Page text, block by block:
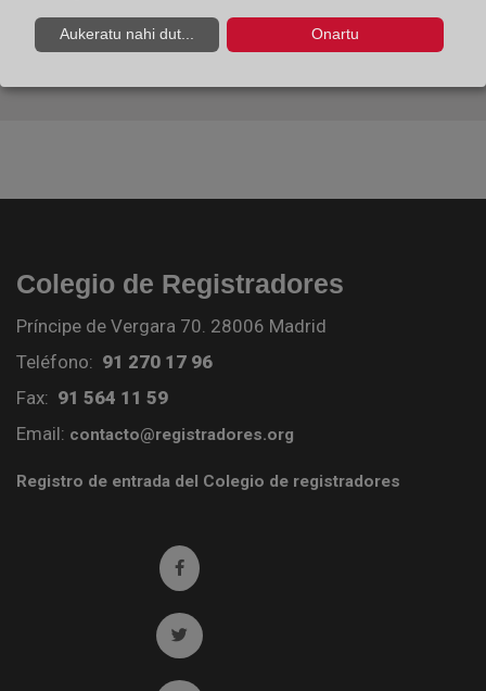
Colegio de Registradores
Príncipe de Vergara 70. 28006 Madrid
Teléfono: 91 270 17 96
Fax: 91 564 11 59
Email: contacto@registradores.org
Registro de entrada del Colegio de registradores
Ir a facebook (abre en ventana nueva)
Ir a twitter (abre en ventana nueva)
Aukeratu nahi dut... Onartu